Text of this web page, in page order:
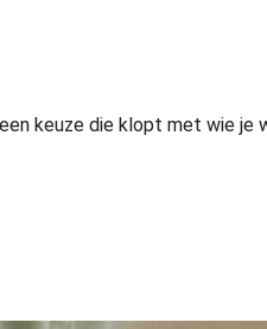
keuze die klopt met wie je